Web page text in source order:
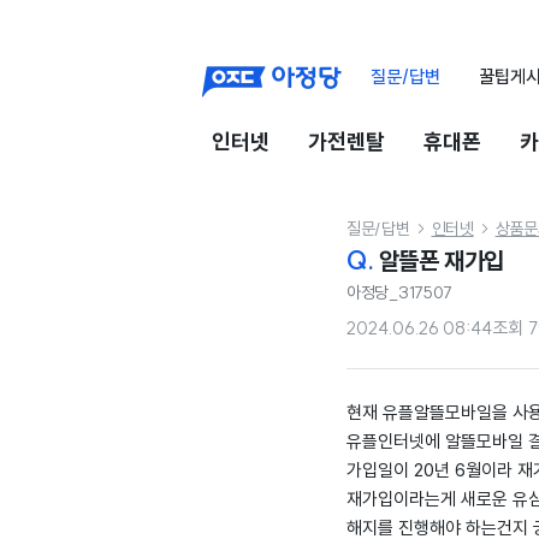
질문/답변 꿀팁게
인터넷 가전렌탈 휴대폰
질문/답변  인터넷  상품
Q. 알뜰폰 재가입
아정당_317507
2024.06.26 08:44조회
현재 유플알뜰모바일을 사
유플인터넷에 알뜰모바일
가입일이 20년 6월이라 재
재가입이라는게 새로운 유
해지를 진행해야 하는건지